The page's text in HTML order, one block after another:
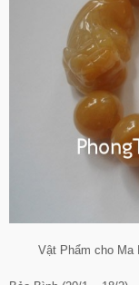
Vật Phẩm cho Ma